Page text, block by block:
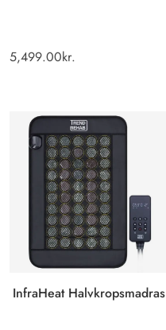
5,499.00kr.
InfraHeat Halvkropsmadras